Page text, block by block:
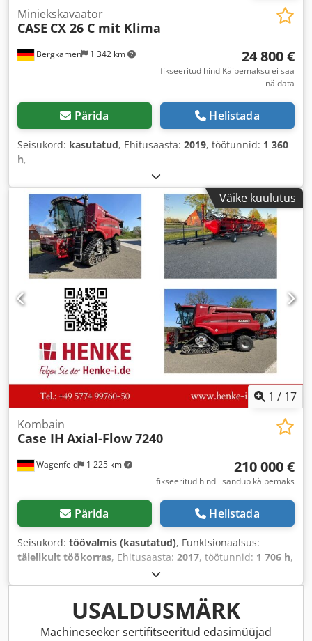
Bergkamen 1 342 km
Miniekskavaator
CASE CX 26 C mit Klima
24 800 €
fikseeritud hind Käibemaksu ei saa
näidata
Pärida Helistada
Seisukord: kasutatud, Ehitusaasta: 2019, töötunnid: 1 360
h,
Väike kuulutus
1 / 17
Wagenfeld 1 225 km
Kombain
Case IH Axial-Flow 7240
210 000 €
fikseeritud hind lisandub käibemaks
Pärida Helistada
Seisukord: töövalmis (kasutatud), Funktsionaalsus:
täielikult töökorras, Ehitusaasta: 2017, töötunnid: 1 706 h,
, kütuse tüüp:
maksimaalne kiirus:30 km/h, esmane registreerimine:
, järgmine ülevaatus (TÜV): 07/2026, tagumise
rehvi suurus:500/85 R24, masina/sõiduki number:
YHG233775, Varustus:haagise haakeseade, kabiin,
USALDUSMÄRK
Machineseeker sertifitseeritud edasimüüjad